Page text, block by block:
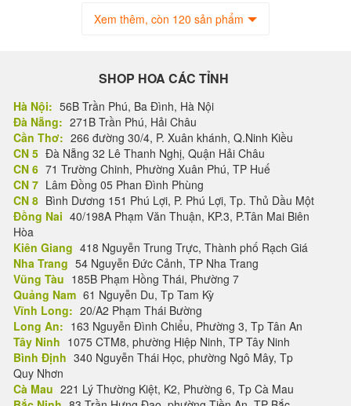
Xem thêm, còn 120 sản phẩm
SHOP HOA CÁC TỈNH
Hà Nội: 56B Trần Phú, Ba Đình, Hà Nội
Đà Nẵng: 271B Trần Phú, Hải Châu
Cần Thơ: 266 đường 30/4, P. Xuân khánh, Q.Ninh Kiều
CN 5 Đà Nẵng 32 Lê Thanh Nghị, Quận Hải Châu
CN 6 71 Trường Chinh, Phường Xuân Phú, TP Huế
CN 7 Lâm Đồng 05 Phan Đình Phùng
CN 8 Bình Dương 151 Phú Lợi, P. Phú Lợi, Tp. Thủ Dầu Một
Đồng Nai 40/198A Phạm Văn Thuận, KP.3, P.Tân Mai Biên
Hòa
Kiên Giang 418 Nguyễn Trung Trực, Thành phố Rạch Giá
Nha Trang 54 Nguyễn Đức Cảnh, TP Nha Trang
Vũng Tàu 185B Phạm Hồng Thái, Phường 7
Quảng Nam 61 Nguyễn Du, Tp Tam Kỳ
Vĩnh Long: 20/A2 Phạm Thái Bường
Long An: 163 Nguyễn Đình Chiểu, Phường 3, Tp Tân An
Tây Ninh 1075 CTM8, phường Hiệp Ninh, TP Tây Ninh
Bình Định 340 Nguyễn Thái Học, phường Ngô Mây, Tp
Quy Nhơn
Cà Mau 221 Lý Thường Kiệt, K2, Phường 6, Tp Cà Mau